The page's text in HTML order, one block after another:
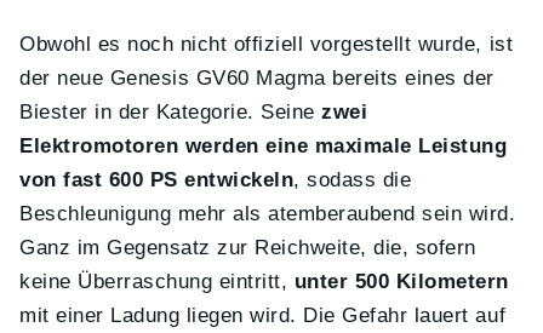
Obwohl es noch nicht offiziell vorgestellt wurde, ist
der neue Genesis GV60 Magma bereits eines der
Biester in der Kategorie. Seinezwei
Elektromotoren werden eine maximale Leistung
von fast 600 PS entwickeln, sodass die
Beschleunigung mehr als atemberaubend sein wird.
Ganz im Gegensatz zur Reichweite, die, sofern
keine Überraschung eintritt, unter 500 Kilometern
mit einer Ladung liegen wird. Die Gefahr lauert auf